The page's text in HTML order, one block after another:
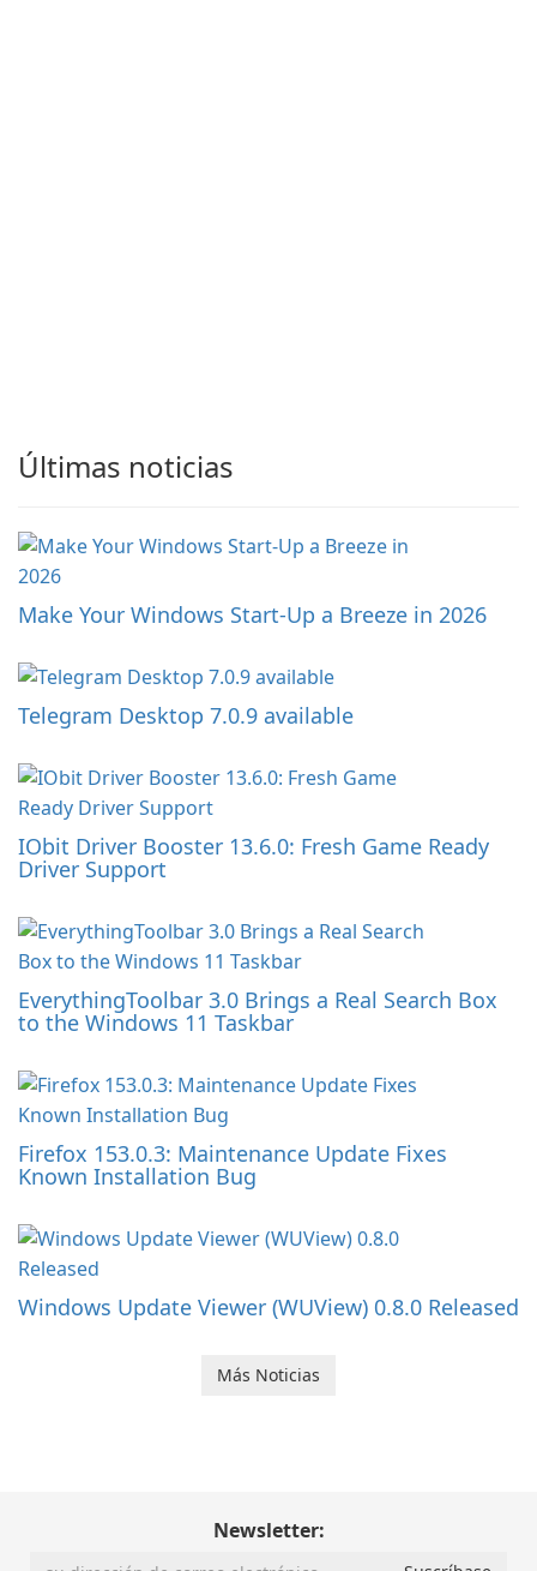
Últimas noticias
Make Your Windows Start-Up a Breeze in 2026
Telegram Desktop 7.0.9 available
IObit Driver Booster 13.6.0: Fresh Game Ready
Driver Support
EverythingToolbar 3.0 Brings a Real Search Box
to the Windows 11 Taskbar
Firefox 153.0.3: Maintenance Update Fixes
Known Installation Bug
Windows Update Viewer (WUView) 0.8.0 Released
Más Noticias
Newsletter: